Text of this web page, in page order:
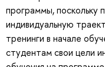
программы, поскольку
индивидуальную
тренинги в начале
студентам свои цели